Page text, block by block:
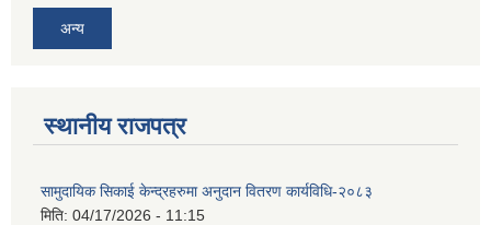
अन्य
स्थानीय राजपत्र
सामुदायिक सिकाई केन्द्रहरुमा अनुदान वितरण कार्यविधि-२०८३
मिति: 04/17/2026 - 11:15